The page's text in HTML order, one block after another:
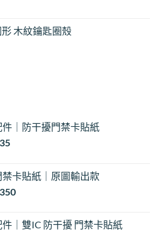
木紋鑰匙圈殼
｜防干擾門禁卡貼紙
35價
圍：
NT$30
NT$35
卡貼紙｜原圖輸出款
350
｜雙IC 防干擾 門禁卡貼紙